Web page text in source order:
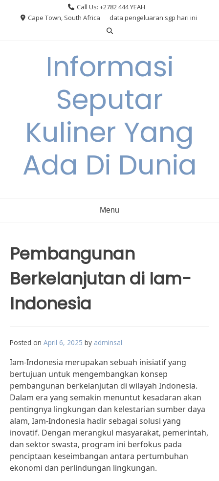
Call Us: +2782 444 YEAH
Cape Town, South Africa
data pengeluaran sgp hari ini
Informasi
Seputar
Kuliner Yang
Ada Di Dunia
Menu
Pembangunan
Berkelanjutan di Iam-
Indonesia
Posted on April 6, 2025 by adminsal
Iam-Indonesia merupakan sebuah inisiatif yang
bertujuan untuk mengembangkan konsep
pembangunan berkelanjutan di wilayah Indonesia.
Dalam era yang semakin menuntut kesadaran akan
pentingnya lingkungan dan kelestarian sumber daya
alam, Iam-Indonesia hadir sebagai solusi yang
inovatif. Dengan merangkul masyarakat, pemerintah,
dan sektor swasta, program ini berfokus pada
penciptaan keseimbangan antara pertumbuhan
ekonomi dan perlindungan lingkungan.